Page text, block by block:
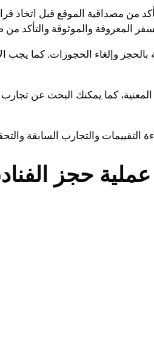
من مصداقية الموقع قبل اتخاذ
المعروفة والموثوقة والتأكد
وإلغاء الحجوزات. كما يجب
كما يمكنك البحث عن
التقييمات والتجارب السابقة
حجز